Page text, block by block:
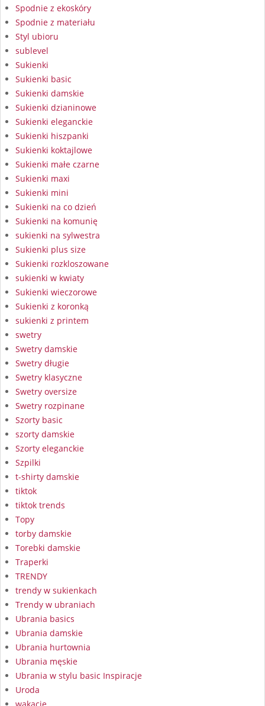
Spodnie z ekoskóry
Spodnie z materiału
Styl ubioru
sublevel
Sukienki
Sukienki basic
Sukienki damskie
Sukienki dzianinowe
Sukienki eleganckie
Sukienki hiszpanki
Sukienki koktajlowe
Sukienki małe czarne
Sukienki maxi
Sukienki mini
Sukienki na co dzień
Sukienki na komunię
sukienki na sylwestra
Sukienki plus size
Sukienki rozkloszowane
sukienki w kwiaty
Sukienki wieczorowe
Sukienki z koronką
sukienki z printem
swetry
Swetry damskie
Swetry długie
Swetry klasyczne
Swetry oversize
Swetry rozpinane
Szorty basic
szorty damskie
Szorty eleganckie
Szpilki
t-shirty damskie
tiktok
tiktok trends
Topy
torby damskie
Torebki damskie
Traperki
TRENDY
trendy w sukienkach
Trendy w ubraniach
Ubrania basics
Ubrania damskie
Ubrania hurtownia
Ubrania męskie
Ubrania w stylu basic Inspiracje
Uroda